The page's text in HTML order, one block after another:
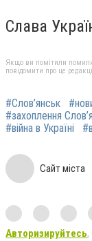
Слава
Якщо ви помітили
повідомити про це
#Слов’янськ
#захоплення
#війна в Україні
Сайт міста
Авторизируйтесь